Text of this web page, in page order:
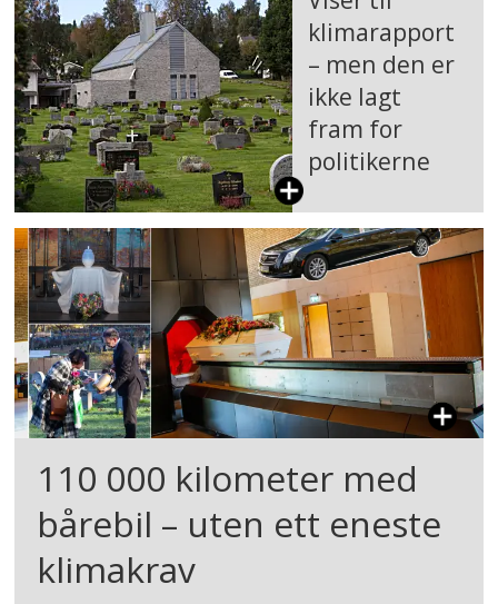
klimarapport
– men den er
ikke lagt
fram for
politikerne
110 000 kilometer med
bårebil – uten ett eneste
klimakrav